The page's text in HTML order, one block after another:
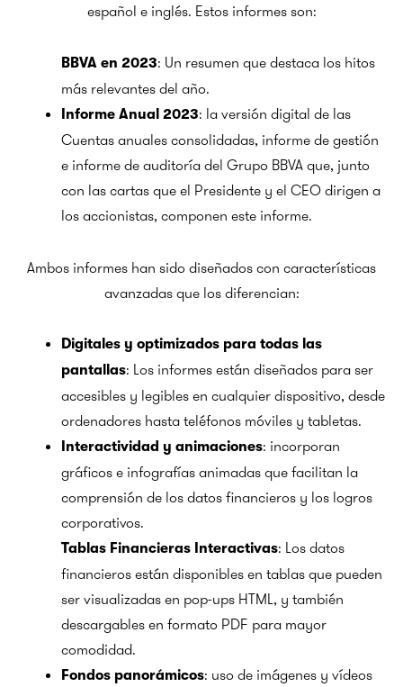
español e inglés. Estos informes son:
BBVA en 2023: Un resumen que destaca los hitos
más relevantes del año.
Informe Anual 2023: la versión digital de las
Cuentas anuales consolidadas, informe de gestión
e informe de auditoría del Grupo BBVA que, junto
con las cartas que el Presidente y el CEO dirigen a
los accionistas, componen este informe.
Ambos informes han sido diseñados con características
avanzadas que los diferencian:
Digitales y optimizados para todas las
pantallas: Los informes están diseñados para ser
accesibles y legibles en cualquier dispositivo, desde
ordenadores hasta teléfonos móviles y tabletas.
Interactividad y animaciones: incorporan
gráficos e infografías animadas que facilitan la
comprensión de los datos financieros y los logros
corporativos.
Tablas Financieras Interactivas: Los datos
financieros están disponibles en tablas que pueden
ser visualizadas en pop-ups HTML, y también
descargables en formato PDF para mayor
comodidad.
Fondos panorámicos: uso de imágenes y vídeos